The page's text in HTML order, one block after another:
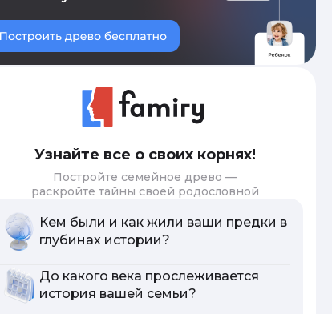
Узнайте все о своих корнях!
Постройте семейное древо —
раскройте тайны своей родословной
Кем были и как жили ваши предки в
глубинах истории?
До какого века прослеживается
история вашей семьи?